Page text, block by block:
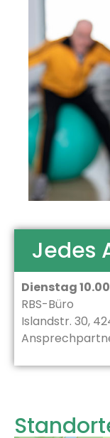
Jedes
Dienstag
RBS-Büro
Islandstr. 30,